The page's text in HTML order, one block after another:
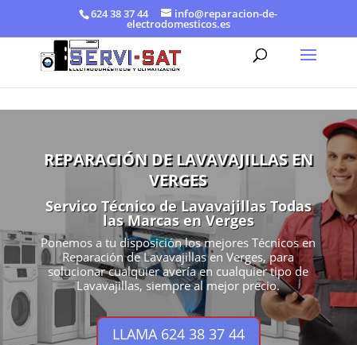
624 38 37 44 info@reparacion-de-
electrodomesticos.es
REPARACIÓN DE LAVAVAJILLAS EN
VERGES
Servico Técnico de Lavavajillas Todas
las Marcas en Verges
Ponemos a tu disposición los mejores Técnicos en
Reparación de Lavavajillas en Verges, para
solucionar cualquier avería en cualquier tipo de
Lavavajillas, siempre al mejor precio.
LLAMA 624 38 37 44